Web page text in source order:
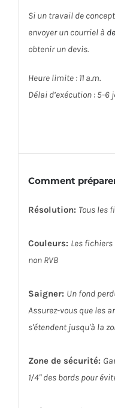
Si un travail de
envoyer un courriel à
obtenir un devis.
Heure limite : 11 a.m.
Délai d’exécution : 5-6
Comment
Résolution: Tous les
Couleurs: Les fichiers
non RVB
Saigner: Un fond
Assurez-vous que les
s'étendent jusqu'à la
Zone de sécurité:
1/4" des bords pour